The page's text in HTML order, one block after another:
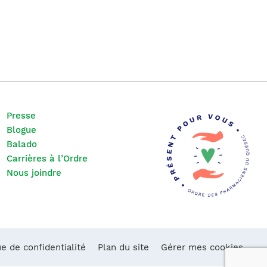
Presse
Blogue
Balado
Carrières à l’Ordre
Nous joindre
de confidentialité Plan du site Gérer mes cookies